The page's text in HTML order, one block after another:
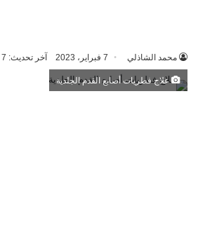
محمد الشاذلي 7 فبراير، 2023 آخر تحديث: 7 فبراير، 2023
علاج فطريات أصابع القدم الجلدية